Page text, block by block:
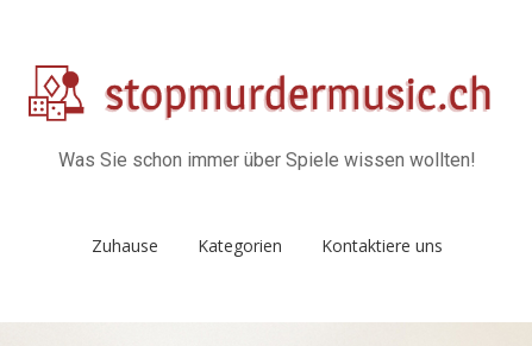
Was Sie schon immer über Spiele wissen wollten!
Zuhause Kategorien Kontaktiere uns